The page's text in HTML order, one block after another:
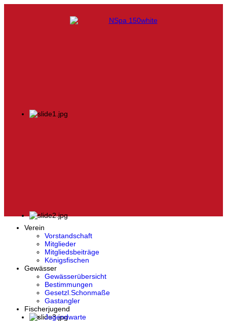
Verein
Vorstandschaft
Mitglieder
Mitgliedsbeiträge
Königsfischen
Gewässer
Gewässerübersicht
Bestimmungen
Gesetzl.Schonmaße
Gastangler
Fischerjugend
Jugendwarte